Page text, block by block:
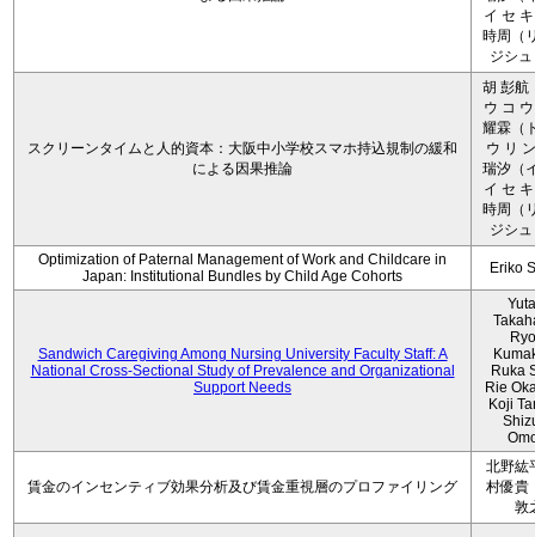
イ セ
時周（
ジシ
スクリーンタイムと人的資本：大阪中小学校スマホ持込規制の緩和
による因果推論
胡 彭航
ウ コ
耀霖（
ウ リ
瑞汐（
イ セ
時周（
ジシ
Optimization of Paternal Management of Work and Childcare in
Japan: Institutional Bundles by Child Age Cohorts
Eriko
Sandwich Caregiving Among Nursing University Faculty Staff: A
National Cross-Sectional Study of Prevalence and Organizational
Support Needs
Ruka
Rie
Koji
賃金のインセンティブ効果分析及び賃金重視層のプロファイリング
北野紘
村優貴
敦